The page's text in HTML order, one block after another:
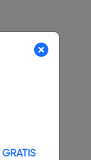
GRATIS